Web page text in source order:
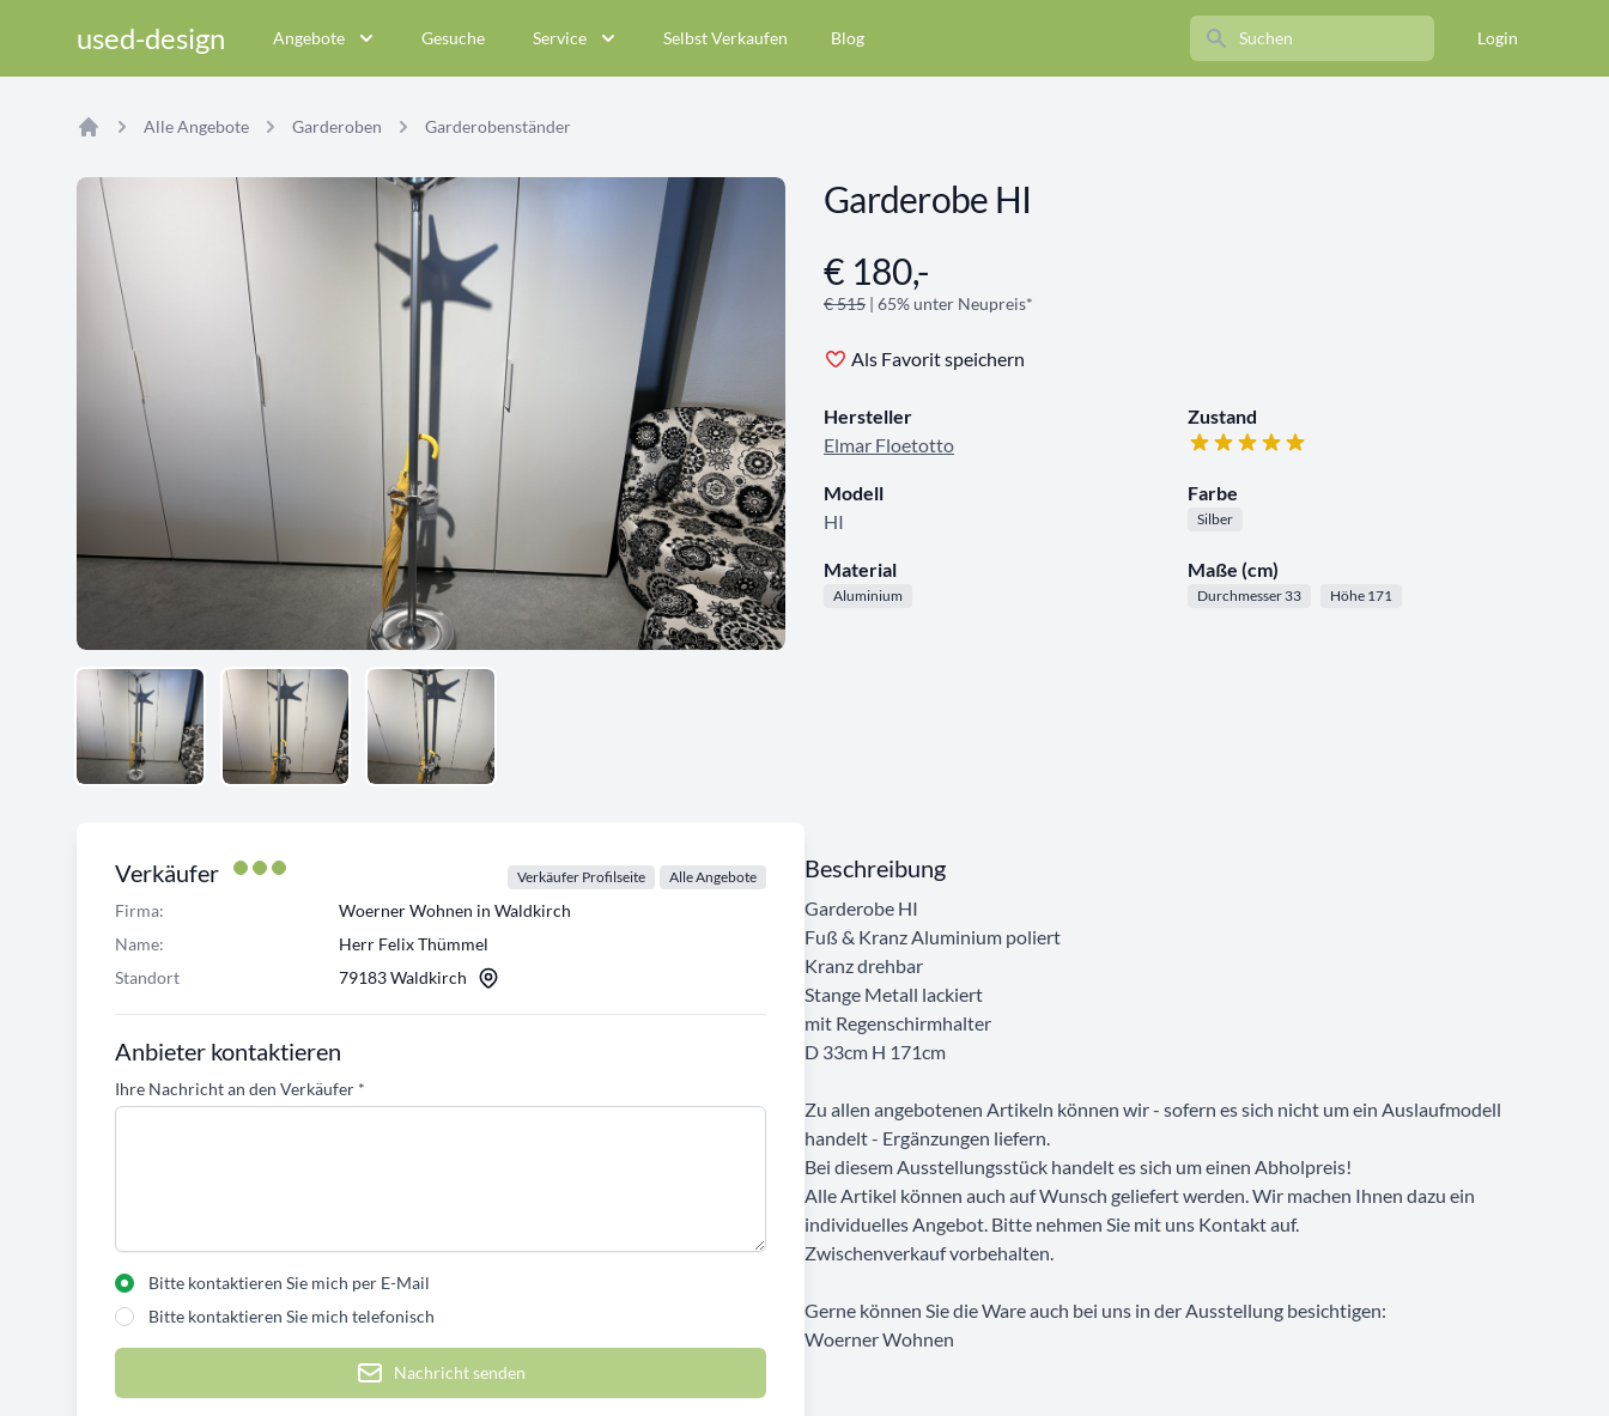
used-design Angebote Gesuche Service Selbst Verkaufen Blog Search Login
Alle Angebote Garderoben Garderobenständer
Garderobe HI
Angebotsinformationen
€ 180,-
€ 515 | 65% unter Neupreis*
Als Favorit speichern
Hersteller
Elmar Floetotto
Zustand
Modell
HI
Farbe
Silber
Material
Aluminium
Maße (cm)
Durchmesser 33 Höhe 171
Verkäufer Verkäufer Profilseite Alle Angebote
Firma:
Woerner Wohnen in Waldkirch
Name:
Herr Felix Thümmel
Standort
79183 Waldkirch
Anbieter kontaktieren
Ihre Nachricht an den Verkäufer *
Bitte kontaktieren Sie mich per E-Mail
Bitte kontaktieren Sie mich telefonisch
Nachricht senden
Beschreibung
Garderobe HI
Fuß & Kranz Aluminium poliert
Kranz drehbar
Stange Metall lackiert
mit Regenschirmhalter
D 33cm H 171cm
Zu allen angebotenen Artikeln können wir - sofern es sich nicht um ein Auslaufmodell
handelt - Ergänzungen liefern.
Bei diesem Ausstellungsstück handelt es sich um einen Abholpreis!
Alle Artikel können auch auf Wunsch geliefert werden. Wir machen Ihnen dazu ein
individuelles Angebot. Bitte nehmen Sie mit uns Kontakt auf.
Zwischenverkauf vorbehalten.
Gerne können Sie die Ware auch bei uns in der Ausstellung besichtigen:
Woerner Wohnen